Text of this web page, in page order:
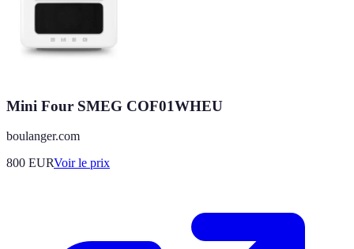
Mini Four SMEG COF01WHEU
boulanger.com
800 EURVoir le prix